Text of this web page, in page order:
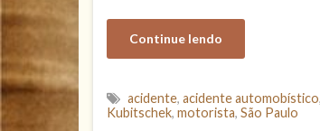
Continue lendo
acidente, acidente automobístico,
Kubitschek, motorista, São Paulo